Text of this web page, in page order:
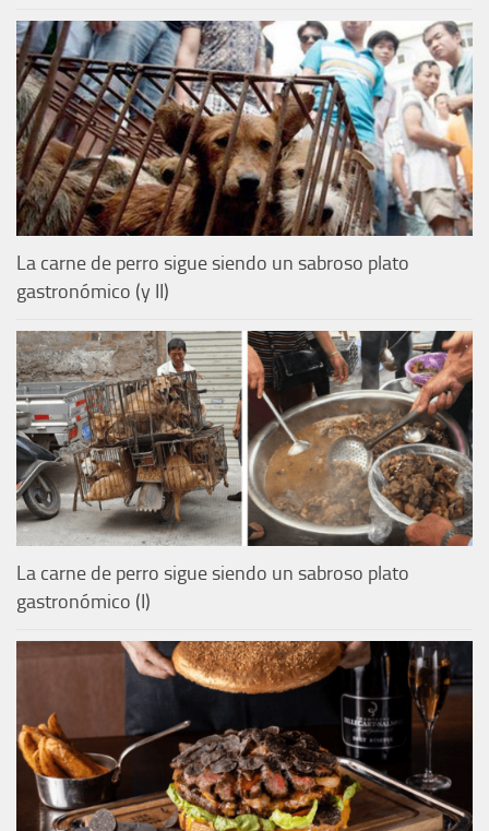
La carne de perro sigue siendo un sabroso plato
gastronómico (y II)
La carne de perro sigue siendo un sabroso plato
gastronómico (I)